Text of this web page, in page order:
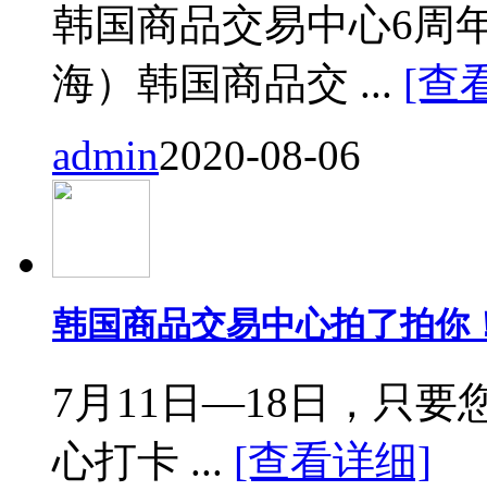
韩国商品交易中心6周
海）韩国商品交 ... [查
admin2020-08-06
韩国商品交易中心拍了拍你
7月11日—18日，只要
心打卡 ... [查看详细]